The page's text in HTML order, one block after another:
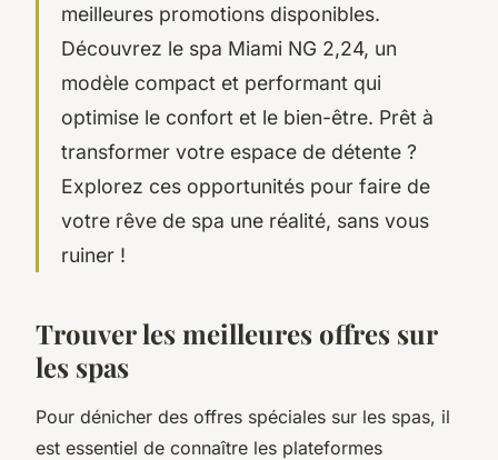
meilleures promotions disponibles.
Découvrez le spa Miami NG 2,24, un
modèle compact et performant qui
optimise le confort et le bien-être. Prêt à
transformer votre espace de détente ?
Explorez ces opportunités pour faire de
votre rêve de spa une réalité, sans vous
ruiner !
Trouver les meilleures offres sur
les spas
Pour dénicher des offres spéciales sur les spas, il
est essentiel de connaître les plateformes